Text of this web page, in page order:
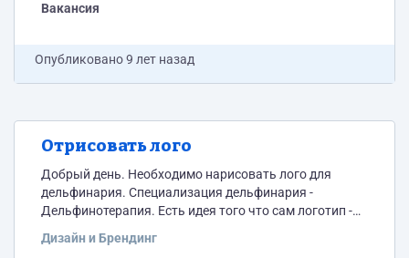
отправляем на личную почту - rustyua@yandex.ru
Вакансия
Опубликовано9 лет назад
Отрисовать лого
Добрый день. Необходимо нарисовать лого для
дельфинария. Специализация дельфинария -
Дельфинотерапия. Есть идея того что сам логотип -
к лицу), также с элементом красного креста (как
Дизайн и Брендинг